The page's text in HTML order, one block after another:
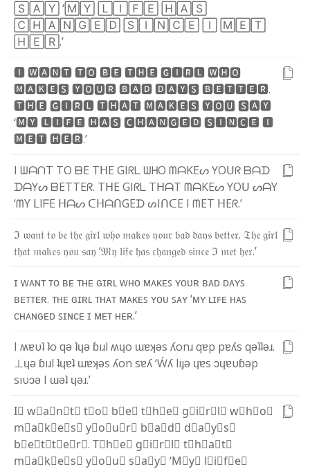
🅂 🄰 🅈 ‘ 🄼 🅈 🄻 🄸 🄵 🄴 🄷 🄰 🅂
🄲 🄷 🄰 🄽 🄶 🄴 🄳 🅂 🄸 🄽 🄲 🄴 🄸 🄼 🄴 🅃
🄷 🄴 🅁 .’
🅸🆆🅰🅽🆃🆃🅾🅱🅴🆃🅷🅴🅶🅸🆁🅻🆆🅷🅾
🅼🅰🅺🅴🆂🆈🅾🆄🆁🅱🅰🅳🅳🅰🆈🆂🅱🅴🆃🆃🅴🆁.
🆃🅷🅴🅶🅸🆁🅻🆃🅷🅰🆃🅼🅰🅺🅴🆂🆈🅾🆄🆂🅰🆈
‘🅼🆈🅻🅸🅵🅴🅷🅰🆂🅲🅷🅰🅽🅶🅴🅳🆂🅸🅽🅲🅴🅸
🅼🅴🆃🅷🅴🆁.’
I ᗯᗩᑎT TO ᗷE TᕼE GIᖇᒪᗯᕼO ᗰᗩKEᔕYOᑌᖇᗷᗩᗪ
ᗪᗩYᔕᗷETTEᖇ. TᕼE GIᖇᒪ TᕼᗩT ᗰᗩKEᔕYOᑌ ᔕᗩY
‘ᗰY ᒪIᖴE ᕼᗩᔕ ᑕᕼᗩᑎGEᗪᔕIᑎᑕE I ᗰET ᕼEᖇ.’
ℑ 𝔴𝔞𝔫𝔱𝔱𝔬𝔟𝔢𝔱𝔥𝔢𝔤𝔦𝔯𝔩 𝔴𝔥𝔬𝔪𝔞𝔨𝔢𝔰𝔶𝔬𝔲𝔯𝔟𝔞𝔡 𝔡𝔞𝔶𝔰𝔟𝔢𝔱𝔱𝔢𝔯. 𝔗𝔥𝔢𝔤𝔦𝔯𝔩
𝔱𝔥𝔞𝔱𝔪𝔞𝔨𝔢𝔰𝔶𝔬𝔲 𝔰𝔞𝔶 ‘𝔐𝔶 𝔩𝔦𝔣𝔢𝔥𝔞𝔰 𝔠𝔥𝔞𝔫𝔤𝔢𝔡 𝔰𝔦𝔫𝔠𝔢ℑ𝔪𝔢𝔱𝔥𝔢𝔯.’
ɪᴡᴀɴᴛᴛᴏ ʙᴇᴛʜᴇɢɪʀʟᴡʜᴏ ᴍᴀᴋᴇꜱ ʏᴏᴜʀ ʙᴀᴅ ᴅᴀʏꜱ
ʙᴇᴛᴛᴇʀ. ᴛʜᴇɢɪʀʟᴛʜᴀᴛ ᴍᴀᴋᴇꜱ ʏᴏᴜ ꜱᴀʏ‘ᴍʏ ʟɪꜰᴇ ʜᴀꜱ
ᴄʜᴀɴɢᴇᴅꜱɪɴᴄᴇɪ ᴍᴇᴛ ʜᴇʀ.’
I ʍɐυʇʇo qǝʇɥǝ ɓıɹl ʍɥo ɯɐʞǝs ʎonɹqɐp pɐʎs qǝʇʇǝɹ.
⊥ɥǝ ɓıɹl ʇɥɐʇ ɯɐʞǝs ʎon sɐʎ‘Ẃʎ lıɟǝ ɥɐs ɔɥɐυɓǝp
sıυɔǝ I ɯǝʇ ɥǝɹ.’
I⃣ w⃣a⃣n⃣t⃣ t⃣o⃣ b⃣e⃣ t⃣h⃣e⃣ g⃣i⃣r⃣l⃣ w⃣h⃣o⃣
m⃣a⃣k⃣e⃣s⃣ y⃣o⃣u⃣r⃣ b⃣a⃣d⃣ d⃣a⃣y⃣s⃣
b⃣e⃣t⃣t⃣e⃣r⃣. T⃣h⃣e⃣ g⃣i⃣r⃣l⃣ t⃣h⃣a⃣t⃣
m⃣a⃣k⃣e⃣s⃣ y⃣o⃣u⃣ s⃣a⃣y⃣ ‘M⃣y⃣ l⃣i⃣f⃣e⃣